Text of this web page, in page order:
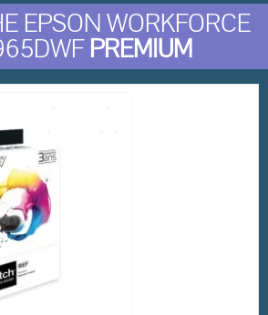
EPSON WORKFORCE
PREMIUM